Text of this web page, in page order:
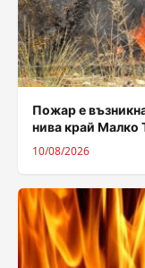
Пожар е
нива край Малко
10/08/2026